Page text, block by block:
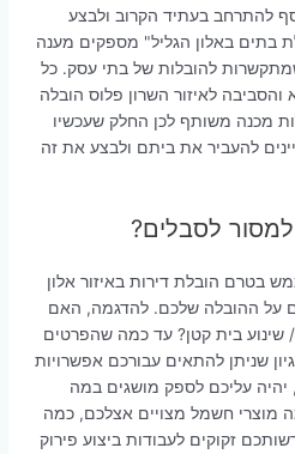
להתרחב בעתיד הקרוב ולבצע
בתים באלון הגליל" מספקים מענה
להובלות של בתי עסק. כל
לאיזור השרון פלוס הובלה
מכנה משותף לכן החלק שעכשיו
להעביר את ביתם ולבצע את זה
לסבלים?
בטרם הובלת דירות באיזור אלון
על ההובלה שלכם. להדגמה, האם
/ שינוע בית קטן? עד כמה שהפרטים
שניתן להתאים עבורכם אפשרויות
יהיה עליכם לספק מושגים במה
מוצרי חשמל מצויים אצלכם, כמה
זקוקים לעבודות ביצוע פירוק